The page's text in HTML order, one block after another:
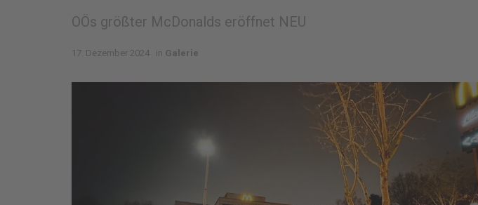
OÖs größter McDonalds eröffnet NEU
17. Dezember 2024 in Galerie